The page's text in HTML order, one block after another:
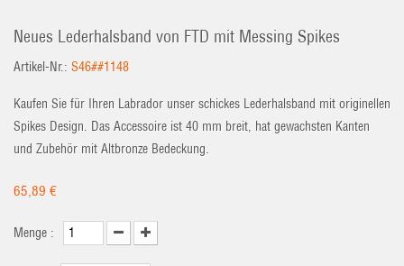
Neues Lederhalsband von FTD mit Messing Spikes
Artikel-Nr.: S46##1148
Kaufen Sie für Ihren Labrador unser schickes Lederhalsband mit originellen
Spikes Design. Das Accessoire ist 40 mm breit, hat gewachsten Kanten
und Zubehör mit Altbronze Bedeckung.
65,89 €
Menge :